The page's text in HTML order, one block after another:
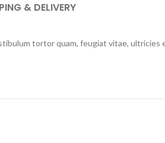
& DELIVERY
tortor quam, feugiat vitae, ultricies